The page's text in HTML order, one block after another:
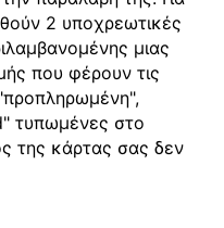
2 υποχρεωτικές
μιας
που φέρουν τις
τυπωμένες στο
της κάρτας σας δεν